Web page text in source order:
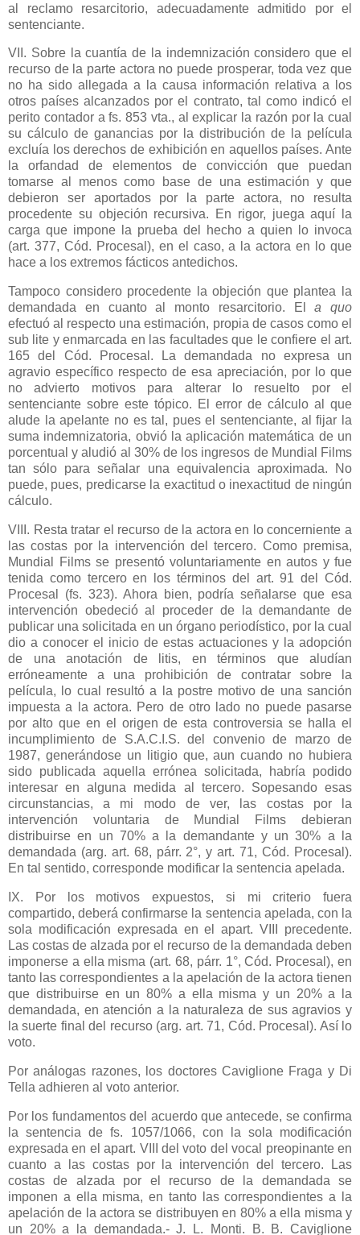
al reclamo resarcitorio, adecuadamente admitido por el
sentenciante.
VII. Sobre la cuantía de la indemnización considero que el
recurso de la parte actora no puede prosperar, toda vez que
no ha sido allegada a la causa información relativa a los
otros países alcanzados por el contrato, tal como indicó el
perito contador a fs. 853 vta., al explicar la razón por la cual
su cálculo de ganancias por la distribución de la película
excluía los derechos de exhibición en aquellos países. Ante
la orfandad de elementos de convicción que puedan
tomarse al menos como base de una estimación y que
debieron ser aportados por la parte actora, no resulta
procedente su objeción recursiva. En rigor, juega aquí la
carga que impone la prueba del hecho a quien lo invoca
(art. 377, Cód. Procesal), en el caso, a la actora en lo que
hace a los extremos fácticos antedichos.
Tampoco considero procedente la objeción que plantea la
demandada en cuanto al monto resarcitorio. Ela quo
efectuó al respecto una estimación, propia de casos como el
sub lite y enmarcada en las facultades que le confiere el art.
165 del Cód. Procesal. La demandada no expresa un
agravio específico respecto de esa apreciación, por lo que
no advierto motivos para alterar lo resuelto por el
sentenciante sobre este tópico. El error de cálculo al que
alude la apelante no es tal, pues el sentenciante, al fijar la
suma indemnizatoria, obvió la aplicación matemática de un
porcentual y aludió al 30% de los ingresos de Mundial Films
tan sólo para señalar una equivalencia aproximada. No
puede, pues, predicarse la exactitud o inexactitud de ningún
cálculo.
VIII. Resta tratar el recurso de la actora en lo concerniente a
las costas por la intervención del tercero. Como premisa,
Mundial Films se presentó voluntariamente en autos y fue
tenida como tercero en los términos del art. 91 del Cód.
Procesal (fs. 323). Ahora bien, podría señalarse que esa
intervención obedeció al proceder de la demandante de
publicar una solicitada en un órgano periodístico, por la cual
dio a conocer el inicio de estas actuaciones y la adopción
de una anotación de litis, en términos que aludían
erróneamente a una prohibición de contratar sobre la
película, lo cual resultó a la postre motivo de una sanción
impuesta a la actora. Pero de otro lado no puede pasarse
por alto que en el origen de esta controversia se halla el
incumplimiento de S.A.C.I.S. del convenio de marzo de
1987, generándose un litigio que, aun cuando no hubiera
sido publicada aquella errónea solicitada, habría podido
interesar en alguna medida al tercero. Sopesando esas
circunstancias, a mi modo de ver, las costas por la
intervención voluntaria de Mundial Films debieran
distribuirse en un 70% a la demandante y un 30% a la
demandada (arg. art. 68, párr. 2°, y art. 71, Cód. Procesal).
En tal sentido, corresponde modificar la sentencia apelada.
IX. Por los motivos expuestos, si mi criterio fuera
compartido, deberá confirmarse la sentencia apelada, con la
sola modificación expresada en el apart. VIII precedente.
Las costas de alzada por el recurso de la demandada deben
imponerse a ella misma (art. 68, párr. 1°, Cód. Procesal), en
tanto las correspondientes a la apelación de la actora tienen
que distribuirse en un 80% a ella misma y un 20% a la
demandada, en atención a la naturaleza de sus agravios y
la suerte final del recurso (arg. art. 71, Cód. Procesal). Así lo
voto.
Por análogas razones, los doctores Caviglione Fraga y Di
Tella adhieren al voto anterior.
Por los fundamentos del acuerdo que antecede, se confirma
la sentencia de fs. 1057/1066, con la sola modificación
expresada en el apart. VIII del voto del vocal preopinante en
cuanto a las costas por la intervención del tercero. Las
costas de alzada por el recurso de la demandada se
imponen a ella misma, en tanto las correspondientes a la
apelación de la actora se distribuyen en 80% a ella misma y
un 20% a la demandada.- J. L. Monti. B. B. Caviglione